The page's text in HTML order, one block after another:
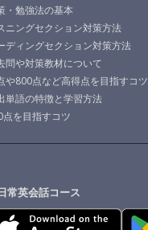
・勉強法の基本
ニングセクション対策方法
ディングセクション対策方法
問や対策教材について
や800点など高得点を目指すコツ
単語の特徴と学習方法
点を目指すコツ
常英会話コース